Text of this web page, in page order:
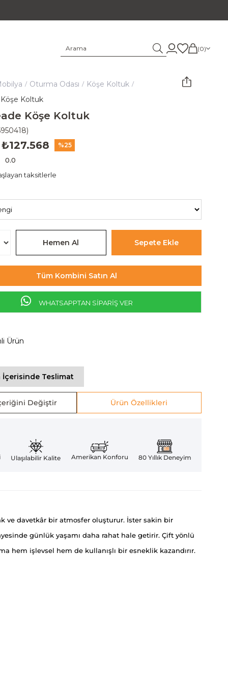
0
Oturma Odası
Köşe Koltuk
Koltuk
Köşe Koltuk
₺127.568 25
0.0
taksitlerle
Tüm Kombini Satın Al
WHATSAPPTAN SİPARİŞ VER
Ürün
İçerisinde Teslimat
Değiştir Ürün Özellikleri
Ulaşılabilir Kalite Amerikan Konforu 80 Yıllık Deneyim
ve davetkâr bir atmosfer oluşturur. İster sakin bir
günlük yaşamı daha rahat hale getirir. Çift yönlü
hem işlevsel hem de kullanışlı bir esneklik kazandırır.